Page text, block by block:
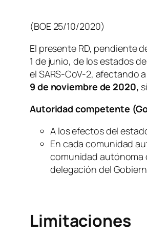
(BOE 25/10/2020)
El presente RD, pendiente
1 de junio, de los estados
el SARS-CoV-2, afectando
9 de noviembre de 2020,
Autoridad competente
A los efectos del
En cada comunidad
comunidad autónoma
delegación del
Limitaciones